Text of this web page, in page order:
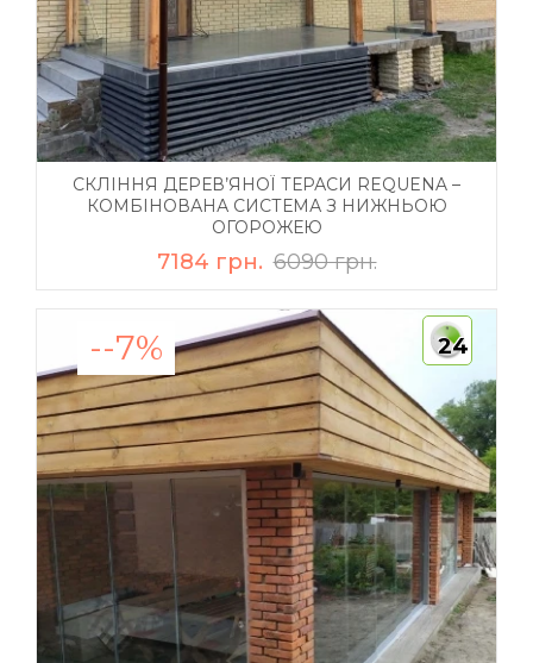
СКЛІННЯ ДЕРЕВ’ЯНОЇ ТЕРАСИ REQUENA –
КОМБІНОВАНА СИСТЕМА З НИЖНЬОЮ
ОГОРОЖЕЮ
7184 грн. 6090 грн.
--7% 24